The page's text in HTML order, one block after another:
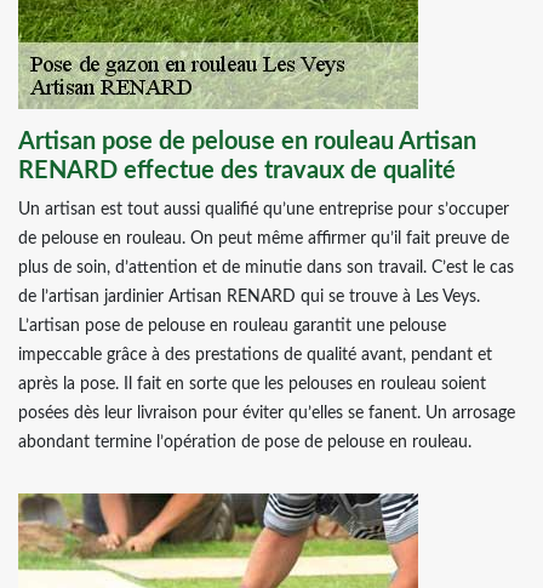
Artisan pose de pelouse en rouleau Artisan
RENARD effectue des travaux de qualité
Un artisan est tout aussi qualifié qu’une entreprise pour s’occuper
de pelouse en rouleau. On peut même affirmer qu’il fait preuve de
plus de soin, d’attention et de minutie dans son travail. C’est le cas
de l’artisan jardinier Artisan RENARD qui se trouve à Les Veys.
L’artisan pose de pelouse en rouleau garantit une pelouse
impeccable grâce à des prestations de qualité avant, pendant et
après la pose. Il fait en sorte que les pelouses en rouleau soient
posées dès leur livraison pour éviter qu’elles se fanent. Un arrosage
abondant termine l’opération de pose de pelouse en rouleau.